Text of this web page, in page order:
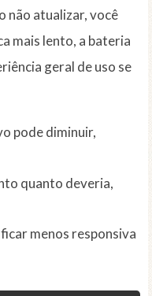
não atualizar, você
mais lento, a bateria
geral de uso se
pode diminuir,
quanto deveria,
menos responsiva